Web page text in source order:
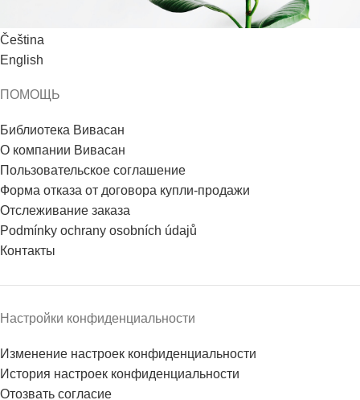
Čeština
English
ПОМОЩЬ
Библиотека Вивасан
О компании Вивасан
Пользовательское соглашение
Форма отказа от договора купли-продажи
Отслеживание заказа
Podmínky ochrany osobních údajů
Контакты
Настройки конфиденциальности
Изменение настроек конфиденциальности
История настроек конфиденциальности
Отозвать согласие